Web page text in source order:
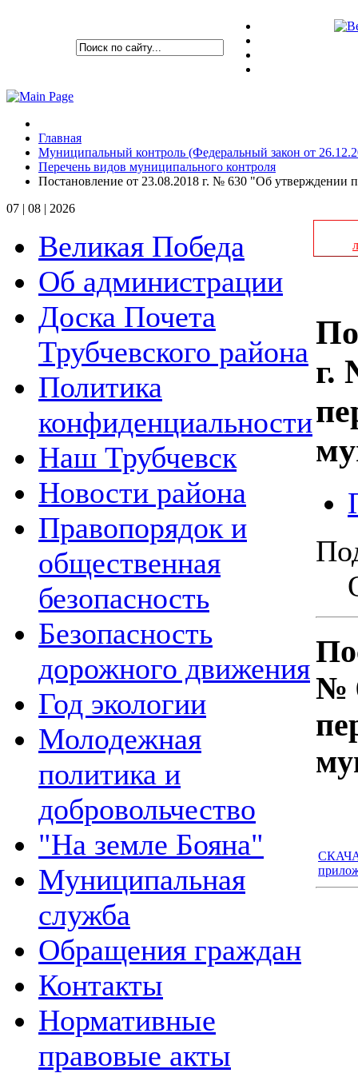
Главная
Муниципальный контроль (Федеральный закон от
Перечень видов муниципального контроля
Постановление от 23.08.2018 г. № 630 "Об утверждении
07 | 08 | 2026
Великая Победа
Об администрации
Доска Почета
Трубчевского района
Политика
конфиденциальности
Наш Трубчевск
Новости района
Правопорядок и
общественная
безопасность
Безопасность
дорожного движения
Год экологии
Молодежная
политика и
добровольчество
"На земле Бояна"
Муниципальная
служба
Обращения граждан
Контакты
Нормативные
правовые акты
г.
№